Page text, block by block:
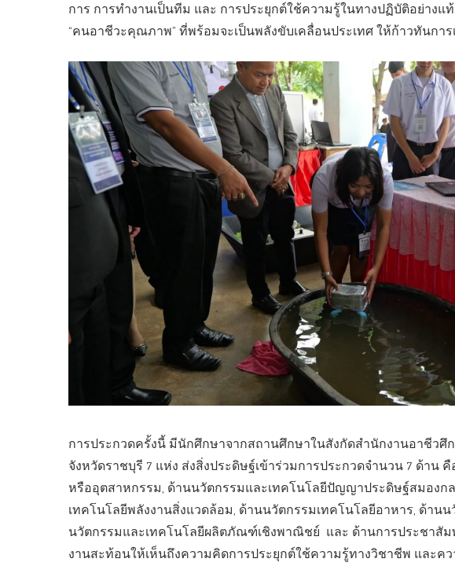
การ การทำงานเป็นทีม และ การประยุกต์ใช้ความรู้ในทางปฏิบัติอย่าง
“คนอาชีวะคุณภาพ” ที่พร้อมจะเป็นพลังขับเคลื่อนประเทศ ให้ก้าวทันกา
การประกวดครั้งนี้ มีนักศึกษาจากสถานศึกษาในสังกัดสำนักงานอาชีวศึ
จังหวัดราชบุรี 7 แห่ง ส่งสิ่งประดิษฐ์เข้าร่วมการประกวดจำนวน 7 ด้าน
หรืออุตสาหกรรม, ด้านนวัตกรรมและเทคโนโลยีปัญญาประดิษฐ์สมองก
เทคโนโลยีพลังงานสิ่งแวดล้อม, ด้านนวัตกรรมเทคโนโลยีอาหาร, ด้าน
นวัตกรรมและเทคโนโลยีผลิตภัณฑ์เชิงพาณิชย์ และ ด้านการประชาสั
งานสะท้อนให้เห็นถึงความคิดการประยุกต์ใช้ความรู้ทางวิชาชีพ และค